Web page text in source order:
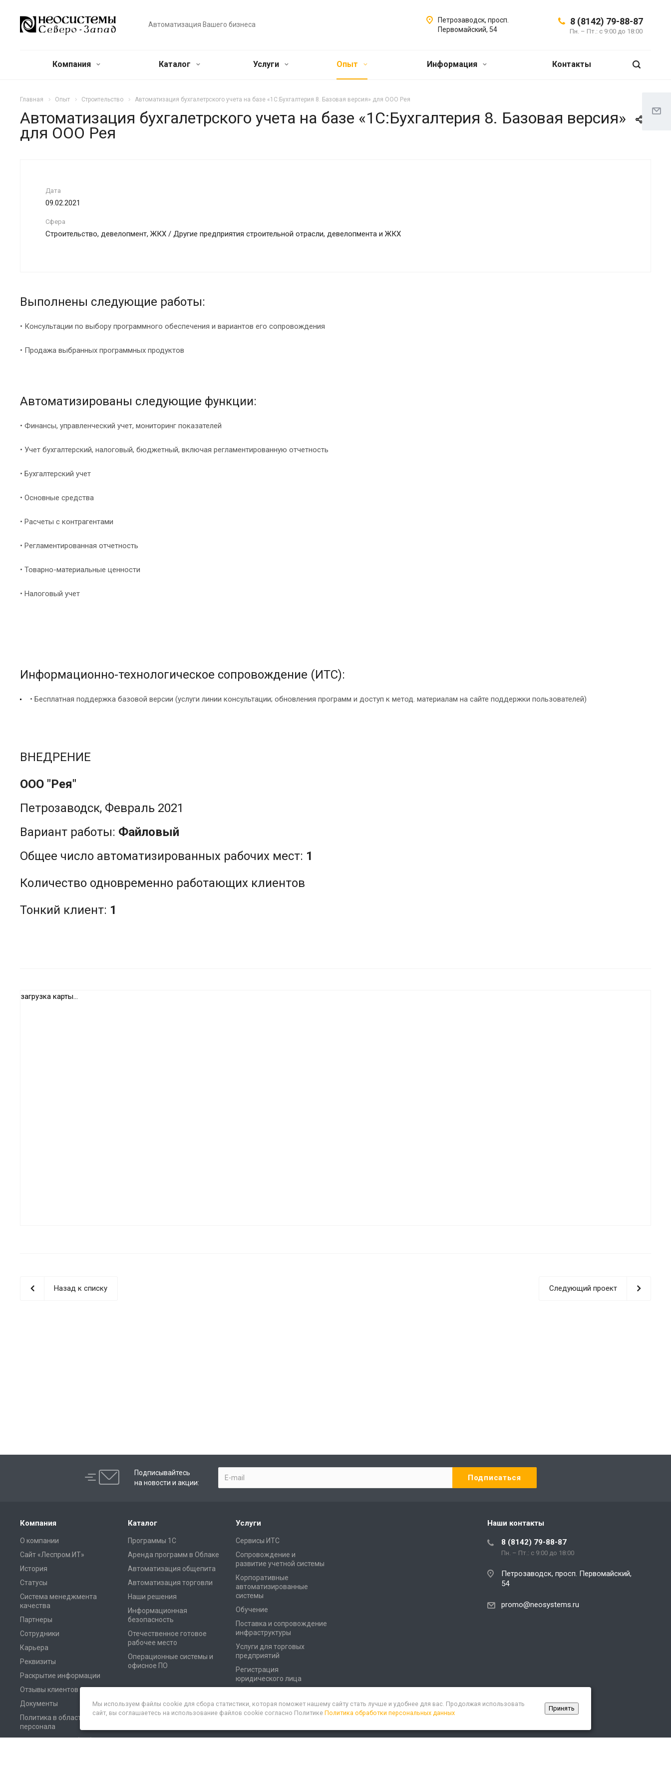
Автоматизация Вашего бизнеса 8 (8142) 79-88-87
Пн. – Пт.: с 9:00 до 18:00
Петрозаводск, просп.
Первомайский, 54
Компания Каталог Услуги Опыт Информация Контакты
Главная Опыт Строительство Автоматизация бухгалетрского учета на базе «1С:Бухгалтерия 8. Базовая версия» для ООО Рея
Автоматизация бухгалетрского учета на базе «1С:Бухгалтерия 8. Базовая версия»
для ООО Рея
Дата
09.02.2021
Сфера
Строительство, девелопмент, ЖКХ / Другие предприятия строительной отрасли, девелопмента и ЖКХ
Выполнены следующие работы:
• Консультации по выбору программного обеспечения и вариантов его сопровождения
• Продажа выбранных программных продуктов
Автоматизированы следующие функции:
• Финансы, управленческий учет, мониторинг показателей
• Учет бухгалтерский, налоговый, бюджетный, включая регламентированную отчетность
• Бухгалтерский учет
• Основные средства
• Расчеты с контрагентами
• Регламентированная отчетность
• Товарно-материальные ценности
• Налоговый учет
Информационно-технологическое сопровождение (ИТС):
• Бесплатная поддержка базовой версии (услуги линии консультации; обновления программ и доступ к метод. материалам на сайте поддержки пользователей)
ВНЕДРЕНИЕ
ООО "Рея"
Петрозаводск, Февраль 2021
Вариант работы: Файловый
Общее число автоматизированных рабочих мест: 1
Количество одновременно работающих клиентов
Тонкий клиент: 1
загрузка карты...
Назад к списку Следующий проект
Подписывайтесь
на новости и акции:
Компания
О компании
Сайт «Леспром.ИТ»
История
Статусы
Система менеджмента
качества
Партнеры
Сотрудники
Карьера
Реквизиты
Раскрытие информации
Отзывы клиентов
Документы
Политика в области
персонала
Каталог
Программы 1С
Аренда программ в Облаке
Автоматизация общепита
Автоматизация торговли
Наши решения
Информационная
безопасность
Отечественное готовое
рабочее место
Операционные системы и
офисное ПО
Услуги
Сервисы ИТС
Сопровождение и
развитие учетной системы
Корпоративные
автоматизированные
системы
Обучение
Поставка и сопровождение
инфраструктуры
Услуги для торговых
предприятий
Регистрация
юридического лица
Наши контакты
8 (8142) 79-88-87
Пн. – Пт.: с 9:00 до 18:00
Петрозаводск, просп. Первомайский,
54
promo@neosystems.ru
Мы используем файлы cookie для сбора статистики, которая поможет нашему сайту стать лучше и удобнее для вас. Продолжая использовать
сайт, вы соглашаетесь на использование файлов cookie согласно Политике Политика обработки персональных данных
Принять